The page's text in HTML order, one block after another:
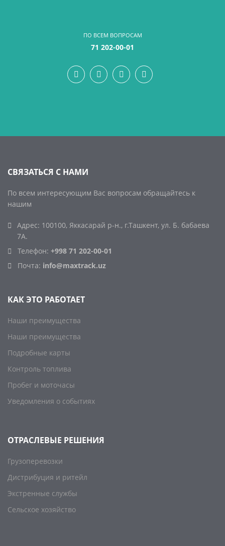
ПО ВСЕМ ВОПРОСАМ
71 202-00-01
СВЯЗАТЬСЯ С НАМИ
По всем интересующим Вас вопросам обращайтесь к
нашим
Адрес: 100100, Яккасарай р-н., г.Ташкент, ул. Б. бабаева
7А.
Телефон: +998 71 202-00-01
Почта: info@maxtrack.uz
КАК ЭТО РАБОТАЕТ
Наши преимущества
Наши преимущества
Подробные карты
Контроль топлива
Пробег и моточасы
Уведомления о событиях
ОТРАСЛЕВЫЕ РЕШЕНИЯ
Грузоперевозки
Дистрибуция и ритейл
Экстренные службы
Сельское хозяйство